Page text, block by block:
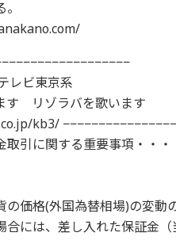
ビ東京系
す リゾラバを歌います
kb3/
取引に関する重要事項・・
の価格(外国為替相場)の変
合には、差し入れた保証金